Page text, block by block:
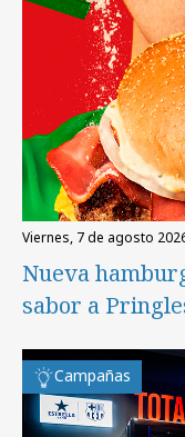
viernes, 7 de agosto
Nueva
sabor a
Campañas